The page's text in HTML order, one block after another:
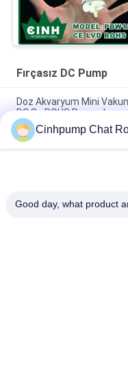
Fırçasız DC Pump
Doz Akvaryum Mini
DC Su ROHS Pompaları
Yüksek Basınç Fırçasız
Diyaframlı Pompa
Dozaj Fırçasız DC
Cinhpump Chat
Good day, what product